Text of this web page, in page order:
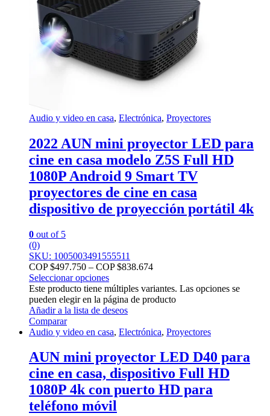
Audio y video en casa, Electrónica, Proyectores
2022 AUN mini proyector LED para
cine en casa modelo Z5S Full HD
1080P Android 9 Smart TV
proyectores de cine en casa
dispositivo de proyección portátil 4k
0 out of 5
(0)
SKU: 1005003491555511
COP $497.750 – COP $838.674
Seleccionar opciones
Este producto tiene múltiples variantes. Las opciones se
pueden elegir en la página de producto
Añadir a la lista de deseos
Comparar
Audio y video en casa, Electrónica, Proyectores
AUN mini proyector LED D40 para
cine en casa, dispositivo Full HD
1080P 4k con puerto HD para
teléfono móvil